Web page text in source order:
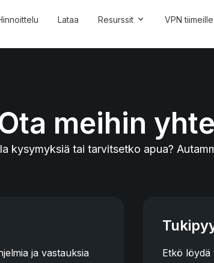
Lataa Resurssit VPN tiimeille
meihin
kysymyksiä tai tarvitsetko apua?
ja vastauksia
Etkö löydä